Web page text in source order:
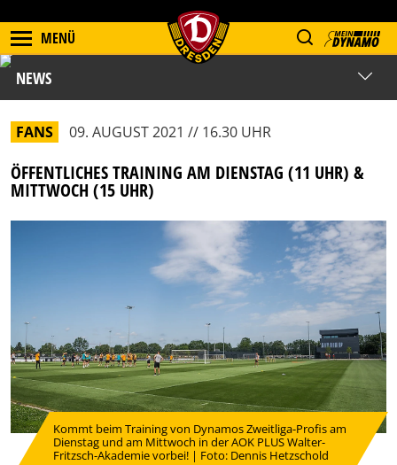
MENÜ
NEWS
FANS 09. AUGUST 2021 // 16.30 UHR
ÖFFENTLICHES TRAINING AM DIENSTAG (11 UHR) &
MITTWOCH (15 UHR)
Kommt beim Training von Dynamos Zweitliga-Profis am
Dienstag und am Mittwoch in der AOK PLUS Walter-
Fritzsch-Akademie vorbei! | Foto: Dennis Hetzschold